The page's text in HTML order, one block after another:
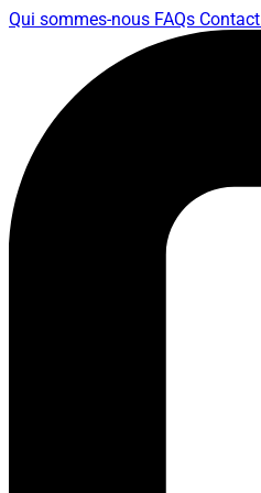
Qui sommes-nous FAQs Contact